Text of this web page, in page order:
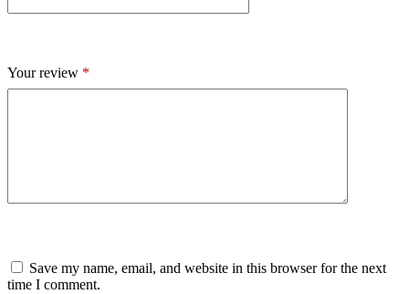
Your review *
Save my name, email, and website in this browser for the next
time I comment.